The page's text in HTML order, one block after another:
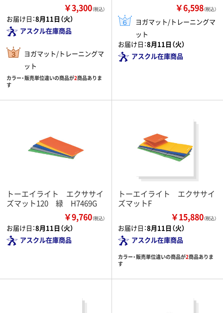
￥3,300（税込）
お届け日：8月11日（火）
アスクル在庫商品
ヨガマット/トレーニングマ
ット
カラー・販売単位違いの商品が2商品ありま
す
￥6,598（税込）
ヨガマット/トレーニングマ
ット
お届け日：8月11日（火）
アスクル在庫商品
トーエイライト エクササイ
ズマット120 緑 H7469G
￥9,760（税込）
お届け日：8月11日（火）
アスクル在庫商品
トーエイライト エクササイ
ズマットF
￥15,880（税込）
お届け日：8月11日（火）
アスクル在庫商品
カラー・販売単位違いの商品が2商品ありま
す